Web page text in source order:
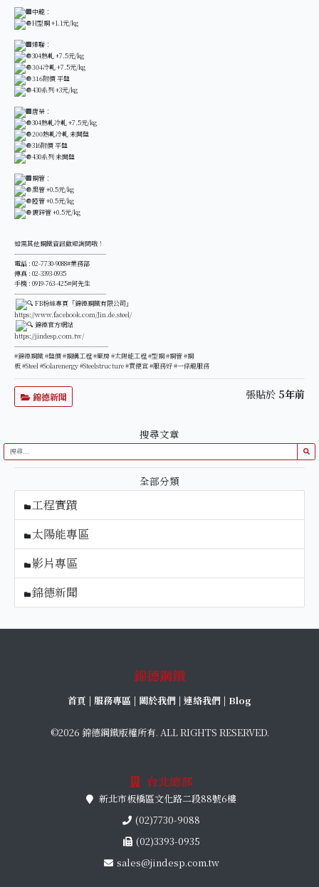
中龍：
H型鋼 +1.1元/kg
燁聯：
304熱軋 +7.5元/kg
304冷軋 +7.5元/kg
316附價 平盤
430系列 +3元/kg
唐榮：
304熱軋冷軋 +7.5元/kg
200熱軋冷軋 未開盤
316附價 平盤
430系列 未開盤
鋼管：
黑管 +0.5元/kg
錏管 +0.5元/kg
鍍鋅管 +0.5元/kg
如需其他鋼鐵資訊歡迎詢問哦！
-------------------------------------------
電話 : 02-7730-9088#業務部
傳真 : 02-3393-0935
手機 : 0919-763-425#何先生
-------------------------------------------
FB粉絲專頁「錦德鋼鐵有限公司」
https://www.facebook.com/Jin.de.steel/
錦德官方網站
https://jindesp.com.tw/
--------------------------------------------
#錦德鋼鐵#盤價#鋼構工程#廠房#太陽能工程#型鋼#鋼管#鋼
板#Steel#Solarenergy#Steelstructure#買便宜#服務好#一條龍服務
錦德新聞 張貼於 5年前
搜尋文章
全部分類
工程實蹟
太陽能專區
影片專區
錦德新聞
錦德鋼鐵
首頁 | 服務專區 | 關於我們 | 連絡我們 | Blog
©2026 錦德鋼鐵版權所有. ALL RIGHTS RESERVED.
台北總部
新北市板橋區文化路二段88號6樓
(02)7730-9088
(02)3393-0935
sales@jindesp.com.tw